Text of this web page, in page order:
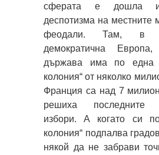
сферата е дошла и
деспотизма на местните
феодали. Там, в
демократична
държава има по една
колония“ от няколко
Франция са над 7
решиха последните
избори. А когато си
колония“ подпалва
някой да не забрави